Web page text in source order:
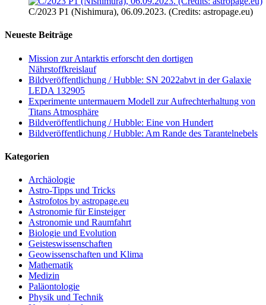
C/2023 P1 (Nishimura), 06.09.2023. (Credits: astropage.eu)
Neueste Beiträge
Mission zur Antarktis erforscht den dortigen
Nährstoffkreislauf
Bildveröffentlichung / Hubble: SN 2022abvt in der Galaxie
LEDA 132905
Experimente untermauern Modell zur Aufrechterhaltung von
Titans Atmosphäre
Bildveröffentlichung / Hubble: Eine von Hundert
Bildveröffentlichung / Hubble: Am Rande des Tarantelnebels
Kategorien
Archäologie
Astro-Tipps und Tricks
Astrofotos by astropage.eu
Astronomie für Einsteiger
Astronomie und Raumfahrt
Biologie und Evolution
Geisteswissenschaften
Geowissenschaften und Klima
Mathematik
Medizin
Paläontologie
Physik und Technik